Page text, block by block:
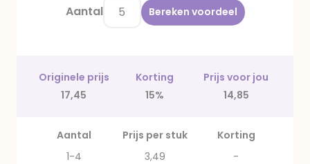
Aantal Bereken voordeel
Originele prijs Korting
Prijs voor jou
17,45
15% 14,85
Aantal Prijs per stuk
Korting
1-4
3,49
-